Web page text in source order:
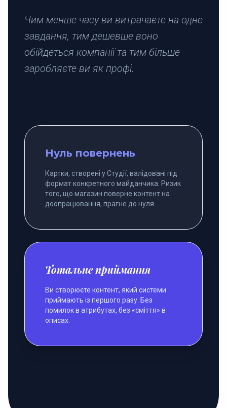
Чим менше часу ви витрачаєте на одне
завдання, тим дешевше воно
обійдеться компанії та тим більше
заробляєте ви як профі.
Нуль повернень
Картки, створені у Студії, валідовані під
формат конкретного майданчика. Ризик
того, що магазин поверне контент на
доопрацювання, прагне до нуля.
Тотальне приймання
Ви створюєте контент, який системи
приймають із першого разу. Без
помилок в атрибутах, без «сміття» в
описах.